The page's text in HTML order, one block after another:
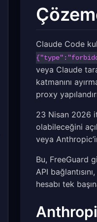
Claude Code
veya Claude
katmanını
proxy
23 Nisan 2026
olabileceğini
veya
Bu, FreeGuard
API
hesabı tek